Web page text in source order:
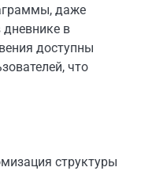
даже
в
доступны
что
структуры